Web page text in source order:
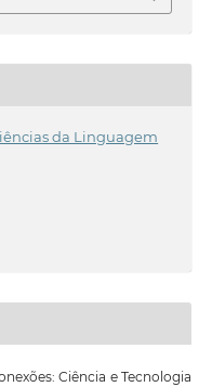
da Linguagem
Ciência e Tecnologia